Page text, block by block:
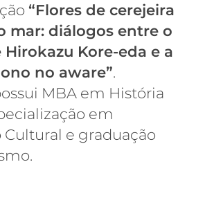
“Flores de cerejeira
mar: diálogos entre o
Kore-eda e a
no aware”.
MBA em História
em
e graduação